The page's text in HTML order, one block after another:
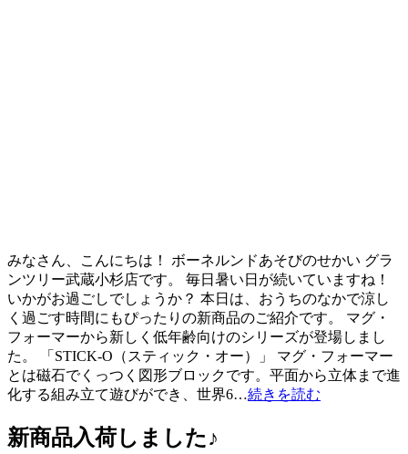
みなさん、こんにちは！ ボーネルンドあそびのせかい グラ
ンツリー武蔵小杉店です。 毎日暑い日が続いていますね！
いかがお過ごしでしょうか？ 本日は、おうちのなかで涼し
く過ごす時間にもぴったりの新商品のご紹介です。 マグ・
フォーマーから新しく低年齢向けのシリーズが登場しまし
た。 「STICK-O（スティック・オー）」 マグ・フォーマー
とは磁石でくっつく図形ブロックです。平面から立体まで進
化する組み立て遊びができ、世界6…続きを読む
新商品入荷しました♪